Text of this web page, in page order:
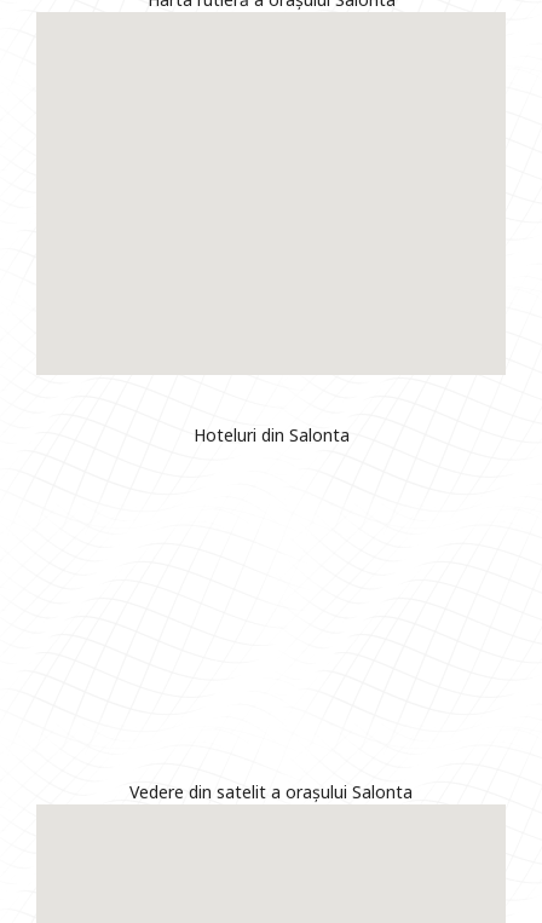
Hoteluri din Salonta
Vedere din satelit a orașului Salonta